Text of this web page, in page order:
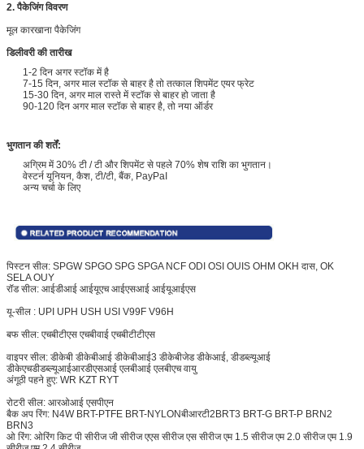
2. पैकेजिंग विवरण
मूल कारखाना पैकेजिंग
डिलीवरी की तारीख
1-2 दिन अगर स्टॉक में है
7-15 दिन, अगर माल स्टॉक से बाहर है तो तत्काल शिपमेंट एयर फ्रेट
15-30 दिन, अगर माल रास्ते में स्टॉक से बाहर हो जाता है
90-120 दिन अगर माल स्टॉक से बाहर है, तो नया ऑर्डर
भुगतान की शर्तें:
अग्रिम में 30% टी / टी और शिपमेंट से पहले 70% शेष राशि का भुगतान।
वेस्टर्न यूनियन, कैश, टी/टी, बैंक, PayPaI
अन्य चर्चा के लिए
पिस्टन सील: SPGW SPGO SPG SPGA NCF ODI OSI OUIS OHM OKH दास, OK
SELA OUY
रॉड सील: आईडीआई आईयूएच आईएसआई आईयूआईएस
यू-सील : UPI UPH USH USI V99F V96H
बफ सील: एचबीटीएस एचबीवाई एचबीटीटीएस
वाइपर सील: डीकेबी डीकेबीआई डीकेबीआई3 डीकेबीजेड डीकेआई, डीडब्ल्यूआई
डीकेएचडीडब्ल्यूआईआरडीएसआई एलबीआई एलबीएच वायु
अंगूठी पहने हुए: WR KZT RYT
रोटरी सील: आरओआई एसपीएन
बैक अप रिंग: N4W BRT-PTFE BRT-NYLONबीआरटी2 BRT3 BRT-G BRT-P BRN2
BRN3
ओ रिंग: ओरिंग किट पी सीरीज जी सीरीज एएस सीरीज एस सीरीज एम 1.5 सीरीज एम 2.0 सीरीज एम 1.9